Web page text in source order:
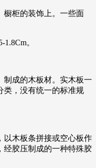
橱柜的装饰上。一些面
。
制成的木板材。实木板一
类，没有统一的标准规
以木板条拼接或空心板作
经胶压制成的一种特殊胶